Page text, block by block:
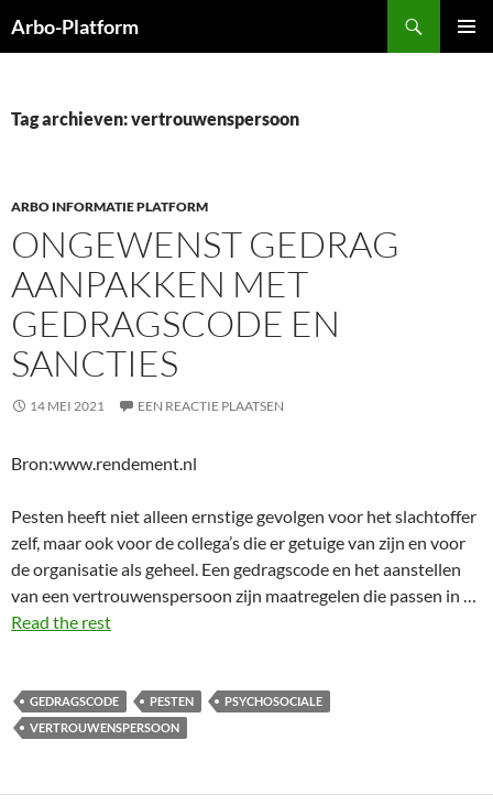
naar
Arbo-Platform
Tag archieven: vertrouwenspersoon
ARBO INFORMATIE PLATFORM
ONGEWENST GEDRAG
AANPAKKEN MET
GEDRAGSCODE EN
SANCTIES
14 MEI 2021 EEN REACTIE PLAATSEN
Bron:www.rendement.nl
Pesten heeft niet alleen ernstige gevolgen voor het slachtoffer
zelf, maar ook voor de collega’s die er getuige van zijn en voor
de organisatie als geheel. Een gedragscode en het aanstellen
van een vertrouwenspersoon zijn maatregelen die passen in …
Read the rest
GEDRAGSCODE PESTEN
PSYCHOSOCIALE
VERTROUWENSPERSOON